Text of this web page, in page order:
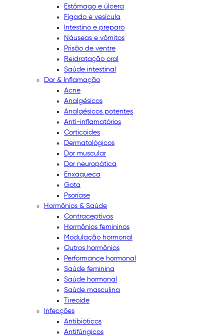
Estômago e úlcera
Fígado e vesícula
Intestino e preparo
Náuseas e vômitos
Prisão de ventre
Reidratação oral
Saúde intestinal
Dor & Inflamação
Acne
Analgésicos
Analgésicos potentes
Anti-inflamatórios
Corticoides
Dermatológicos
Dor muscular
Dor neuropática
Enxaqueca
Gota
Psoríase
Hormônios & Saúde
Contraceptivos
Hormônios femininos
Modulação hormonal
Outros hormônios
Performance hormonal
Saúde feminina
Saúde hormonal
Saúde masculina
Tireoide
Infecções
Antibióticos
Antifúngicos